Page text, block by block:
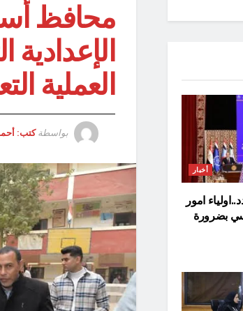
محافظ
الإعدادية
العملية
بواسطة كتب:
أخبار
امور
بضرورة